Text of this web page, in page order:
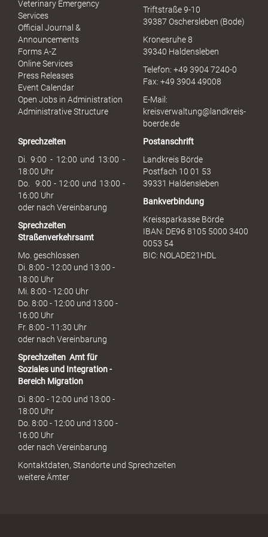
s
u
h
Veterinary Emergency
Services
Official Journal &
Announcements
Forms A-Z
Online Services
Press Releases
Event Calendar
Open Jobs in Administration
Administrative Structure
Triftstraße 9-10
39387 Oschersleben (Bode)
Kronesruhe 8
39340 Haldensleben
Telefon: +49 3904 7240-0
Fax: +49 3904 49008
E-Mail:
kreisverwaltung@landkreis-
boerde.de
Sprechzeiten
Di. 9:00 - 12:00 und 13:00 -
18:00 Uhr
Do. 9:00 - 12:00 und 13:00 -
16:00 Uhr
oder nach Vereinbarung
Sprechzeiten
Straßenverkehrsamt
Mo. geschlossen
Di. 8:00 - 12:00 und 13:00 -
18:00 Uhr
Mi. 8:00 - 12:00 Uhr
Do. 8:00 - 12:00 und 13:00 -
16:00 Uhr
Fr. 8:00 - 11:30 Uhr
oder nach Vereinbarung
Sprechzeiten Amt für
Soziales und Integration -
Bereich Migration
Di. 8:00 - 12:00 und 13:00 -
18:00 Uhr
Do. 8:00 - 12:00 und 13:00 -
16:00 Uhr
oder nach Vereinbarung
Postanschrift
Landkreis Börde
Postfach 10 01 53
39331 Haldensleben
Bankverbindung
Kreissparkasse Börde
IBAN: DE96 8105 5000 3400
0053 54
BIC: NOLADE21HDL
Kontaktdaten, Standorte und Sprechzeiten
weitere Ämter